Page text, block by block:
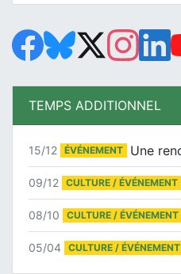
TEMPS ADDITIONNEL
15/12 ÉVÉNEMENT
09/12 CULTURE / ÉVÉNEMENT
08/10 CULTURE / ÉVÉNEMENT
05/04 CULTURE / ÉVÉNEMENT